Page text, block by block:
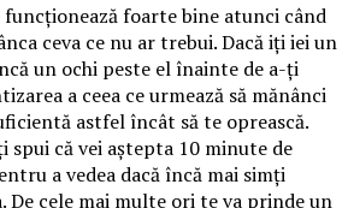
foarte bine atunci când
ceva ce nu ar trebui. Dacă iți iei un
un ochi peste el înainte de a-ți
a ceea ce urmează să mănânci
astfel încât să te oprească.
spui că vei aștepta 10 minute de
a vedea dacă încă mai simți
De cele mai multe ori te va prinde un